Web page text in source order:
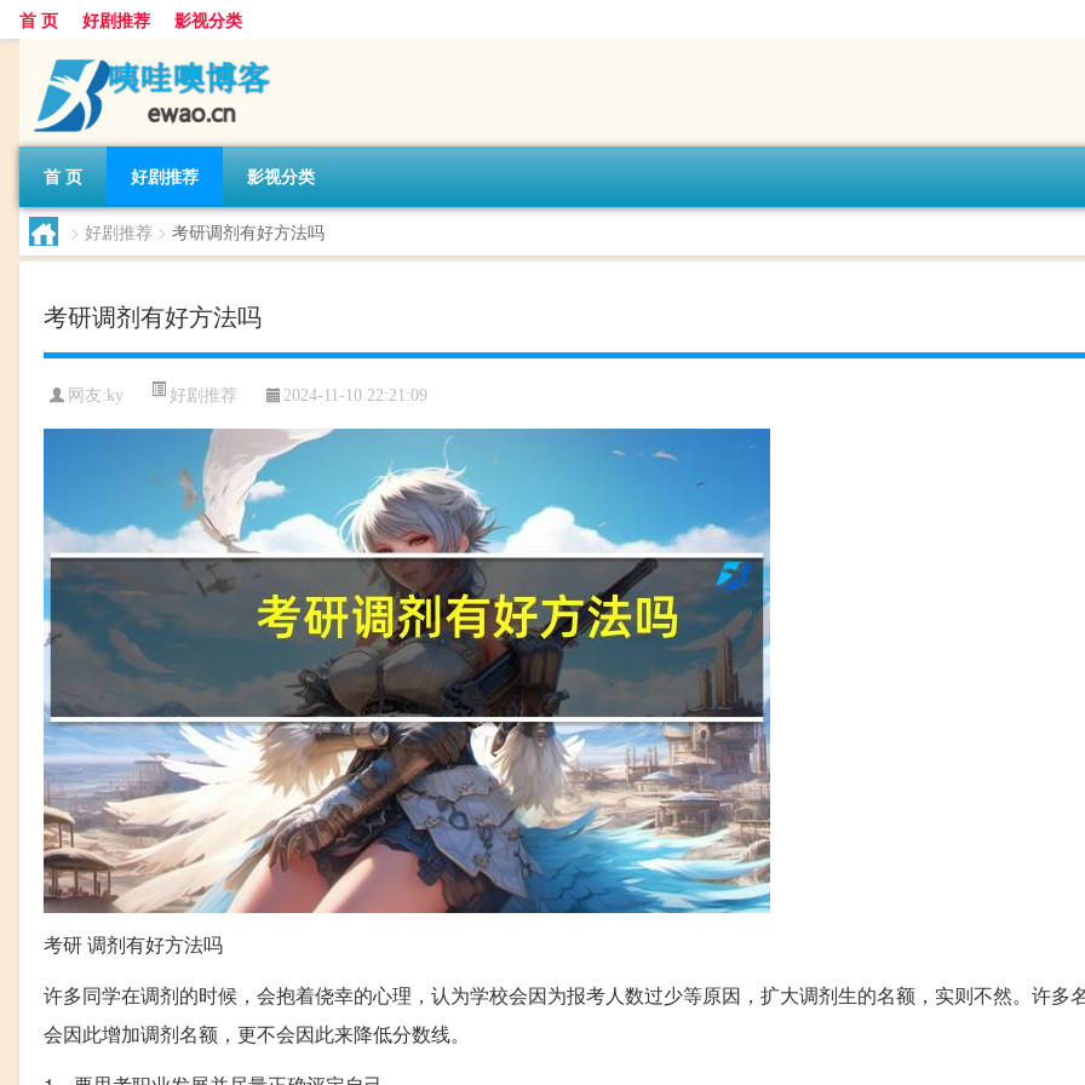
首 页 好剧推荐 影视分类
首 页 好剧推荐 影视分类
> 好剧推荐 > 考研调剂有好方法吗
考研调剂有好方法吗
网友: ky 好剧推荐 2024-11-10 22:21:09
考研 调剂有好方法吗
许多同学在调剂的时候，会抱着侥幸的心理，认为学校会因为报考人数过少等原因，扩大调剂生的名额，实则不然。许多
会因此增加调剂名额，更不会因此来降低分数线。